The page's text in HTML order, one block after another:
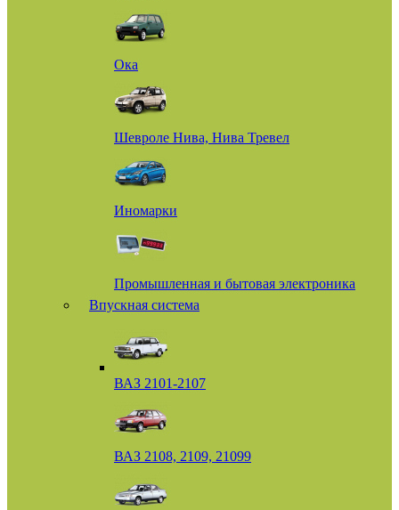
Ока
Шевроле Нива, Нива Тревел
Иномарки
Промышленная и бытовая электроника
Впускная система
ВАЗ 2101-2107
ВАЗ 2108, 2109, 21099